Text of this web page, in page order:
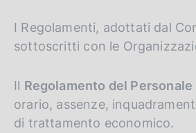
I Regolamenti, adottati dal
sottoscritti con le
Il Regolamento del Personale
orario, assenze,
di trattamento economico.